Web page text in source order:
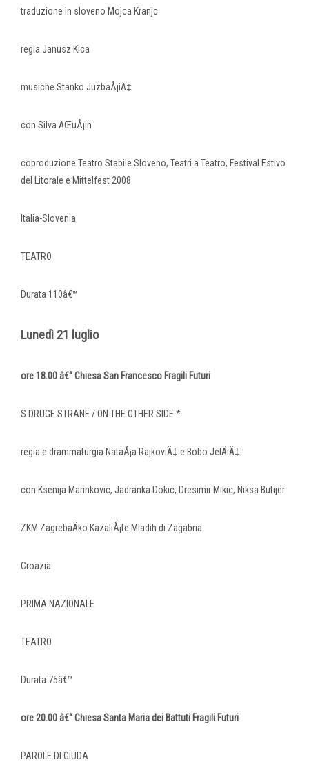
traduzione in sloveno Mojca Kranjc
regia Janusz Kica
musiche Stanko JuzbaÅ¡iÄ‡
con Silva ÄŒuÅ¡in
coproduzione Teatro Stabile Sloveno, Teatri a Teatro, Festival Estivo
del Litorale e Mittelfest 2008
Italia-Slovenia
TEATRO
Durata 110â€™
Lunedì 21 luglio
ore 18.00 â€“ Chiesa San Francesco Fragili Futuri
S DRUGE STRANE / ON THE OTHER SIDE *
regia e drammaturgia NataÅ¡a RajkoviÄ‡ e Bobo JelÄiÄ‡
con Ksenija Marinkovic, Jadranka Dokic, Dresimir Mikic, Niksa Butijer
ZKM ZagrebaÄko KazaliÅ¡te Mladih di Zagabria
Croazia
PRIMA NAZIONALE
TEATRO
Durata 75â€™
ore 20.00 â€“ Chiesa Santa Maria dei Battuti Fragili Futuri
PAROLE DI GIUDA